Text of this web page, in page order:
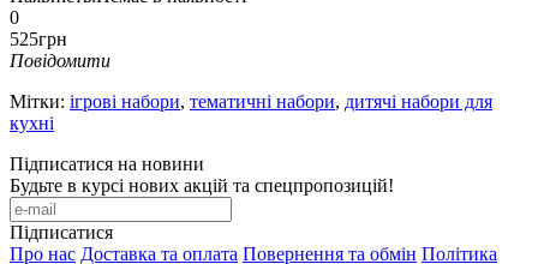
0
525грн
Повідомити
Мітки: ігрові набори, тематичні набори, дитячі набори для
кухні
Підписатися на новини
Будьте в курсі нових акцій та спецпропозицій!
Підписатися
Про нас Доставка та оплата Повернення та обмін Політика